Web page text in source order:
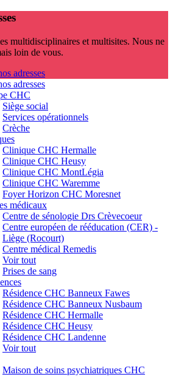
multidisciplinaires et multisites. Nous ne
loin de vous.
adresses
adresses
CHC
Siège social
Services opérationnels
Crèche
Clinique CHC Hermalle
Clinique CHC Heusy
Clinique CHC MontLégia
Clinique CHC Waremme
Foyer Horizon CHC Moresnet
médicaux
Centre de sénologie Drs Crèvecoeur
Centre européen de rééducation (CER) -
Liège (Rocourt)
Centre médical Remedis
Voir tout
Prises de sang
Résidence CHC Banneux Fawes
Résidence CHC Banneux Nusbaum
Résidence CHC Hermalle
Résidence CHC Heusy
Résidence CHC Landenne
Voir tout
Maison de soins psychiatriques CHC